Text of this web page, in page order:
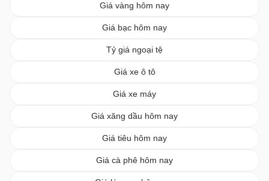
Giá vàng hôm nay
Giá bạc hôm nay
Tỷ giá ngoại tệ
Giá xe ô tô
Giá xe máy
Giá xăng dầu hôm nay
Giá tiêu hôm nay
Giá cà phê hôm nay